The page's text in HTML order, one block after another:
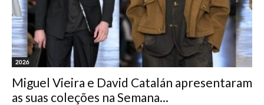
2026
Miguel Vieira e David Catalán apresentaram
as suas coleções na Semana...